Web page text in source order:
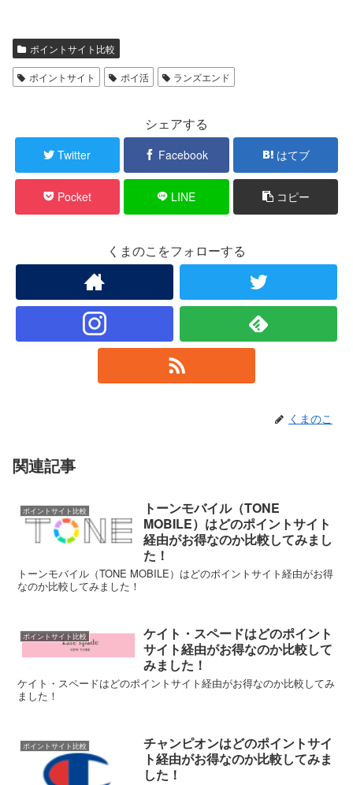
ポイントサイト比較
ポイントサイト ポイ活 ランズエンド
シェアする
Twitter Facebook はてブ
Pocket LINE コピー
くまのこをフォローする
くまのこ
関連記事
ポイントサイト比較
トーンモバイル（TONE
MOBILE）はどのポイントサイト
経由がお得なのか比較してみまし
た！
トーンモバイル（TONE MOBILE）はどのポイントサイト経由がお得
なのか比較してみました！
ポイントサイト比較
ケイト・スペードはどのポイント
サイト経由がお得なのか比較して
みました！
ケイト・スペードはどのポイントサイト経由がお得なのか比較してみ
ました！
ポイントサイト比較
チャンピオンはどのポイントサイ
ト経由がお得なのか比較してみま
した！